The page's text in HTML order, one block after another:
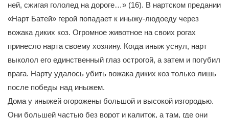
ней, сжигая гололед на дороге…» (16). В нартском предании
«Нарт Батей» герой попадает к иныжу-людоеду через
вожака диких коз. Огромное животное на своих рогах
принесло нарта своему хозяину. Когда иныж уснул, нарт
выколол его единственный глаз острогой, а затем и погубил
врага. Нарту удалось убить вожака диких коз только лишь
после победы над иныжем.
Дома у иныжей огорожены большой и высокой изгородью.
Они большей частью без ворот и калиток, а там, где они